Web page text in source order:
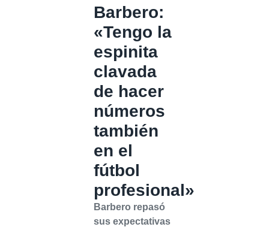
Barbero:
«Tengo la
espinita
clavada
de hacer
números
también
en el
fútbol
profesional»
Barbero repasó
sus expectativas